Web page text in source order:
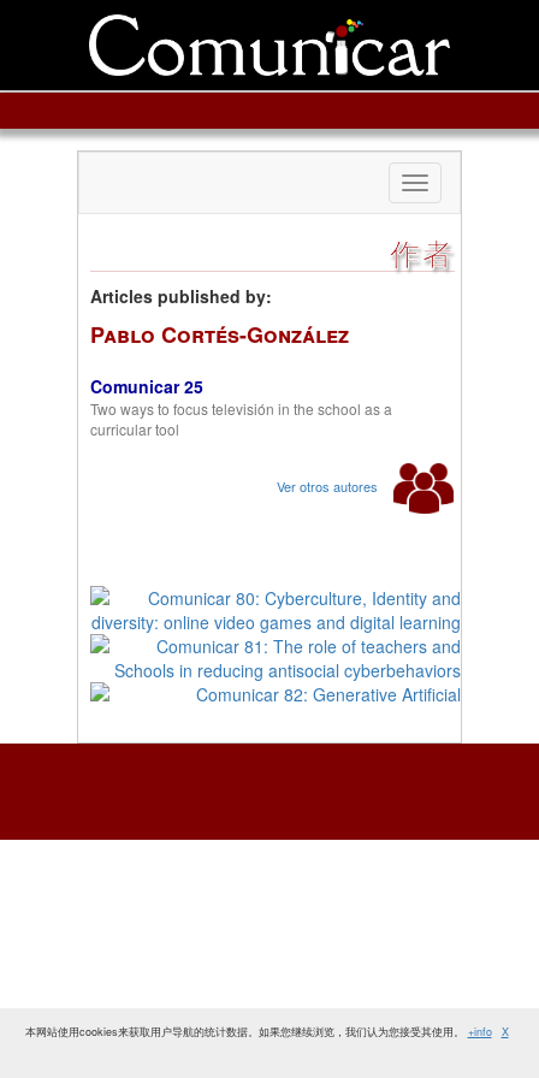
Toggle
navigation
作者
Articles published by:
Pablo Cortés-González
Comunicar 25
Two ways to focus televisión in the school as a
curricular tool
Ver otros autores
本网站使用cookies来获取用户导航的统计数据。如果您继续浏览，我们认为您接受其使用。 +info X